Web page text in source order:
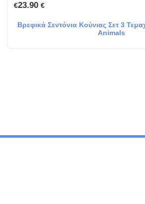
€23.90 €
Βρεφικά Σεντόνια Κούνιας Σετ 3
Animals